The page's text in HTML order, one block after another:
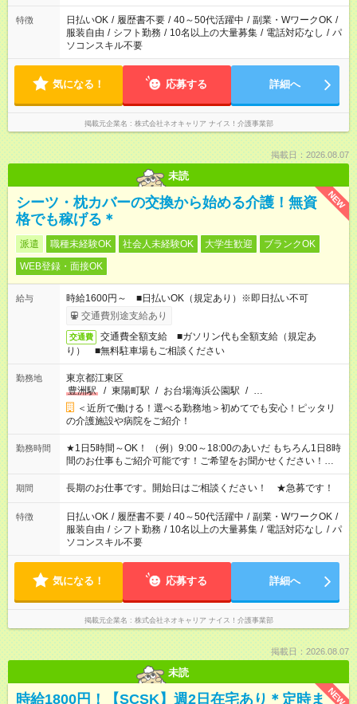
特徴 日払いOK / 履歴書不要 / 40～50代活躍中 / 副業・WワークOK /
服装自由 / シフト勤務 / 10名以上の大量募集 / 電話対応なし / パ
ソコンスキル不要
気になる！ 応募する 詳細へ
掲載元企業名 株式会社ネオキャリア ナイス！介護事業部
掲載日：2026.08.07
未読
NEW
シーツ・枕カバーの交換から始める介護！無資
格でも稼げる＊
派遣 職種未経験OK 社会人未経験OK 大学生歓迎
ブランクOK
WEB登録・面接OK
給与
時給1600円～ ■日払いOK（規定あり）※即日払い不可
交通費別途支給あり
交通費
交通費全額支給 ■ガソリン代も全額支給（規定あ
り） ■無料駐車場もご相談ください
勤務地
東京都江東区
豊洲駅
/ 東陽町駅 / お台場海浜公園駅 / …
＜近所で働ける！選べる勤務地＞初めてでも安心！ピッタリ
の介護施設や病院をご紹介！
勤務時間
★1日5時間～OK！ （例）9:00～18:00のあいだ もちろん1日8時
間のお仕事もご紹介可能です！ご希望をお聞かせください！★家
庭の都合でお休みが必要な場合も遠慮なくご相談ください。 ※
週最低15時間以上の勤務が必要です
期間 長期のお仕事です。開始日はご相談ください！ ★急募です！
特徴 日払いOK / 履歴書不要 / 40～50代活躍中 / 副業・WワークOK /
服装自由 / シフト勤務 / 10名以上の大量募集 / 電話対応なし / パ
ソコンスキル不要
気になる！ 応募する 詳細へ
掲載元企業名 株式会社ネオキャリア ナイス！介護事業部
掲載日：2026.08.07
未読
NEW
時給1800円！【SCSK】週2日在宅あり＊定時ま